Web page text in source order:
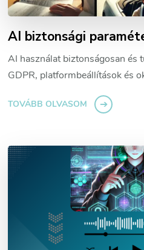
AI biztonsági
AI használat biztonságosan és
GDPR, platformbeállítások és
TOVÁBB OLVASOM